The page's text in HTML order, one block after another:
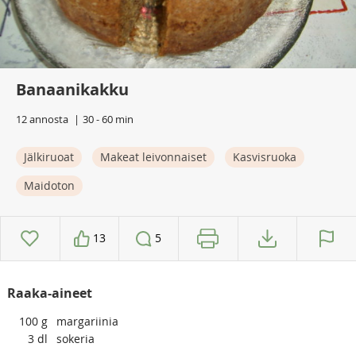
Banaanikakku
12 annosta 30 - 60 min
Jälkiruoat Makeat leivonnaiset
Kasvisruoka
Maidoton
13 5
Raaka-aineet
100 g
margariinia
3 dl
sokeria